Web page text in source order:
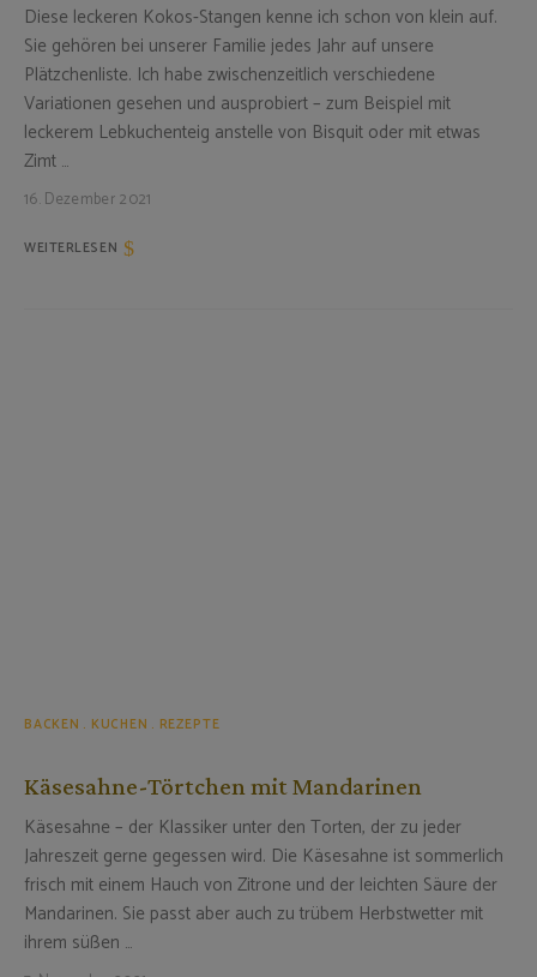
Diese leckeren Kokos-Stangen kenne ich schon von klein auf.
Sie gehören bei unserer Familie jedes Jahr auf unsere
Plätzchenliste. Ich habe zwischenzeitlich verschiedene
Variationen gesehen und ausprobiert – zum Beispiel mit
leckerem Lebkuchenteig anstelle von Bisquit oder mit etwas
Zimt …
16. Dezember 2021
WEITERLESEN
BACKEN KUCHEN REZEPTE
Käsesahne-Törtchen mit Mandarinen
Käsesahne – der Klassiker unter den Torten, der zu jeder
Jahreszeit gerne gegessen wird. Die Käsesahne ist sommerlich
frisch mit einem Hauch von Zitrone und der leichten Säure der
Mandarinen. Sie passt aber auch zu trübem Herbstwetter mit
ihrem süßen …